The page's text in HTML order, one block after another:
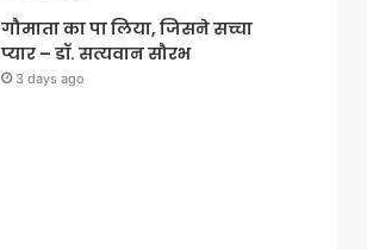
गौमाता का पा लिया, जिसने सच्चा
प्यार – डॉ. सत्यवान सौरभ
3 days ago